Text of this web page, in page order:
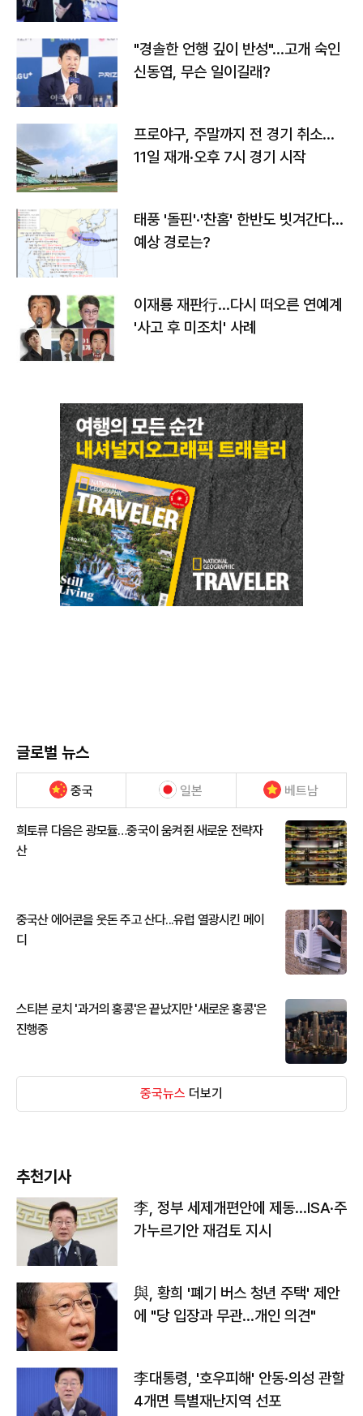
"경솔한 언행 깊이 반성"…고개 숙인
신동엽, 무슨 일이길래?
프로야구, 주말까지 전 경기 취소…
11일 재개·오후 7시 경기 시작
태풍 '돌핀'·'찬홈' 한반도 빗겨간다…
예상 경로는?
이재룡 재판行…다시 떠오른 연예계
'사고 후 미조치' 사례
글로벌 뉴스
중국 일본 베트남
희토류 다음은 광모듈…중국이 움켜쥔 새로운 전략자
산
중국산 에어콘을 웃돈 주고 산다...유럽 열광시킨 메이
디
스티븐 로치 '과거의 홍콩'은 끝났지만 '새로운 홍콩'은
진행중
중국뉴스 더보기
추천기사
李, 정부 세제개편안에 제동…ISA·주
가누르기안 재검토 지시
與, 황희 '폐기 버스 청년 주택' 제안
에 "당 입장과 무관…개인 의견"
李대통령, '호우피해' 안동·의성 관할
4개면 특별재난지역 선포